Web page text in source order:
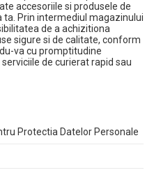
accesoriile si produsele de
ta. Prin intermediul magazinului
de a achizitiona
sigure si de calitate, conform
va cu promptitudine
de curierat rapid sau
Protectia Datelor Personale